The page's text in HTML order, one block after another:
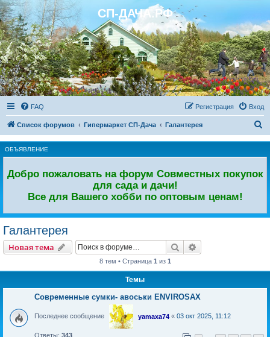
Регистрация СП-ДАЧА.РФ
FAQ Вход
Регистрация
Список форумов Гипермаркет СП-Дача Галантерея
ОБЪЯВЛЕНИЕ
Добро пожаловать на форум Совместных покупок
для сада и дачи!
Все для Вашего хобби по оптовым ценам!
Галантерея
Новая тема
Новаятема Поиск
8 тем • Страница 1 из 1
Темы
Современные сумки- авоськи ENVIROSAX
Последнее сообщение yamaxa74 « 03 окт 2025, 11:12
Ответы: 343